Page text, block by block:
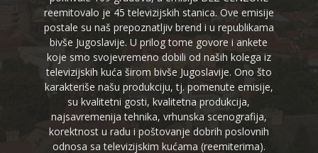
reemitovalo je 45 televizijskih stanica. Ove emisije
postale su naš prepoznatljiv brend i u republikama
bivše Jugoslavije. U prilog tome govore i ankete
koje smo svojevremeno dobili od naših kolega iz
televizijskih kuća širom bivše Jugoslavije. Ono što
karakteriše našu produkciju, tj. pomenute emisije,
su kvalitetni gosti, kvalitetna produkcija,
najsavremenija tehnika, vrhunska scenografija,
korektnost u radu i poštovanje dobrih poslovnih
odnosa sa televizijskim kućama (reemiterima).